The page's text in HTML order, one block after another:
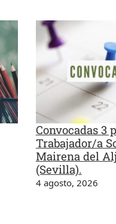
Convocadas 3
Trabajador/a
Mairena del
(Sevilla).
4 agosto, 2026